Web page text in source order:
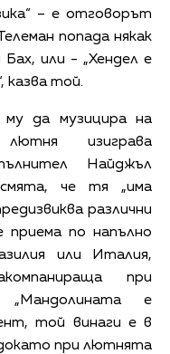
– е отговорът
попада някак
или - „Хендел е
казва той.
да музицира на
изиграва
Найджъл
че тя „има
различни
приема по напълно
или Италия,
при
„Мандолината е
той винаги е в
при лютнята